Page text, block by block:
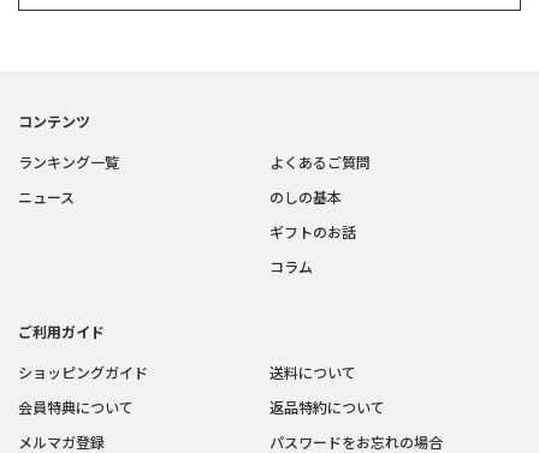
コンテンツ
ランキング一覧
ニュース
よくあるご質問
のしの基本
ギフトのお話
コラム
ご利用ガイド
ショッピングガイド
会員特典について
メルマガ登録
送料について
返品特約について
パスワードをお忘れの場合